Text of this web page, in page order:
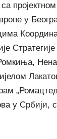
са
у
у Србији,